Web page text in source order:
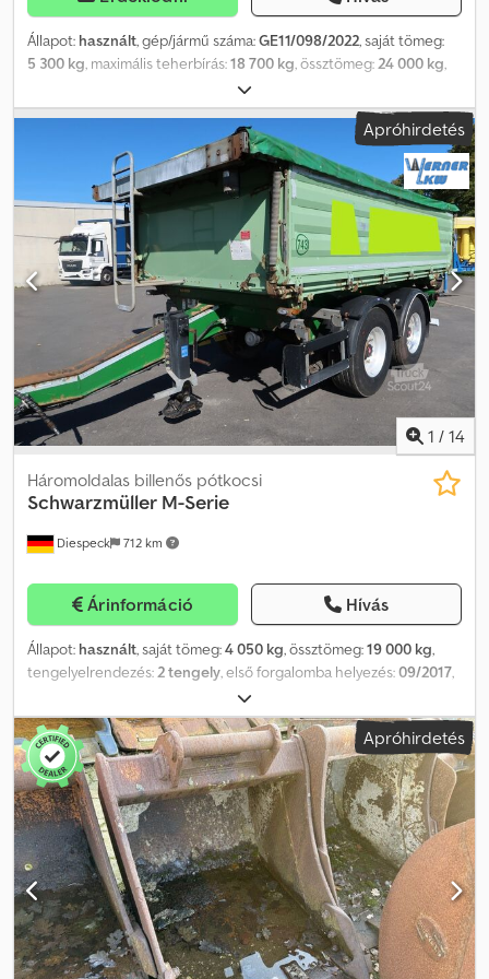
Állapot: használt, gép/jármű száma:GE11/098/2022, saját tömeg:
5 300 kg , maximális teherbírás:18 700 kg , össztömeg: 24 000 kg
, első forgalomba helyezés:
következő vizsga (TÜV):03/2023, raktér hossza:7 500 mm,
2 550 mm, felfüggesztés: levegő, tengelytáv:
, Gyártási év:2005, Nagyon jó állapotban lévő, első
tulajdonostól származó jármű Martin Reisch REA - 24Z Légrugós
felfüggesztés Pótkerék Nettó ár kereskedőknek/expotra: 4990 €
Változtatások, eladás közbeni értékesítés és tévedések jogát
fenntartjuk. ===== Németül beszélő ügyfelek ... Lengyel ügyfelek
számára ... Beszélünk horvátul, bolgárul ... Beszélünk oroszul ...
===== Dodpfxeiacxto Agmjkr
Apróhirdetés
1 / 14
Diespeck 712 km
Háromoldalas billenős pótkocsi
Schwarzmüller M-Serie
Árinformáció Hívás
Állapot: használt, saját tömeg:4 050 kg, össztömeg:19 000 kg,
tengelyelrendezés:2 tengely, első forgalomba helyezés:09/2017,
, rakodótér szélesség:
raktérmagasság:980 mm, rakodótér térfogata:11 m³, abroncs
méret:385/65 R22,5, tengelytáv:1 310 mm, Felszereltség:ABS,
Szín: RAL 6021 halványzöld EBS Dobfék Dkodexdccaepfx Agmer
Hasznos teher 14 950 kg Légrugós emelés Padló 4 mm – fal 4 mm
SAF tengelyek Alcoa alumínium felnik 5 pár rögzítőgyűrű Fix
aláfutásgátló Elektromos tolótető Oldalsó alumínium oldalfalak,
lengő és lehajtható emelőrugóval Tévedés joga fenntartva
Apróhirdetés